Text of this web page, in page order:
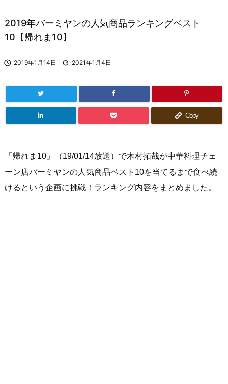
2019年バーミヤンの人気商品ランキングベスト
10【帰れま10】
 2019年1月14日  2021年1月4日
Copy
「帰れま10」（19/01/14放送）で木村拓哉が中華料理チェ
ーン店バーミヤンの人気商品ベスト10を当てるまで食べ続
けるという企画に挑戦！ランキング内容をまとめました。